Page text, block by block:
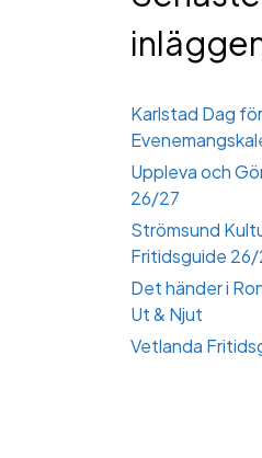
Karlstad Dag
Uppleva och
26/27
Strömsund
Fritidsguide 26/
Det händer i
Ut & Njut
Vetlanda